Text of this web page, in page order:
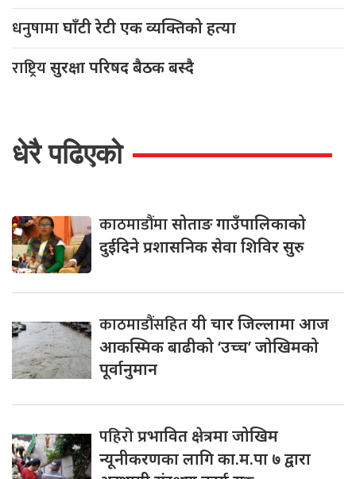
धनुषामाघाँटी रेटी एक व्यक्तिको हत्या
राष्ट्रियसुरक्षा परिषद बैठक बस्दै
धेरै पढिएको
काठमाडौंमासोताङ गाउँपालिकाको
दुईदिने प्रशासनिक सेवा शिविर सुरु
काठमाडौंसहितयी चार जिल्लामा आज
आकस्मिक बाढीको ‘उच्च’ जोखिमको
पूर्वानुमान
पहिरोप्रभावित क्षेत्रमा जोखिम
न्यूनीकरणका लागि का.म.पा ७ द्वारा